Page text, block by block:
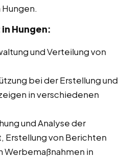
Hungen:
und Verteilung von
bei der Erstellung und
in verschiedenen
und Analyse der
Erstellung von Berichten
Werbemaßnahmen in